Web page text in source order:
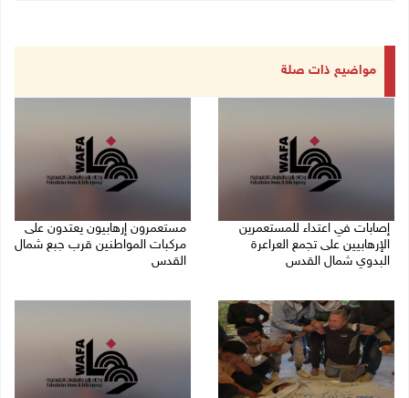
مواضيع ذات صلة
إصابات في اعتداء للمستعمرين
الإرهابيين على تجمع العراعرة
البدوي شمال القدس
مستعمرون إرهابيون يعتدون على
مركبات المواطنين قرب جبع شمال
القدس